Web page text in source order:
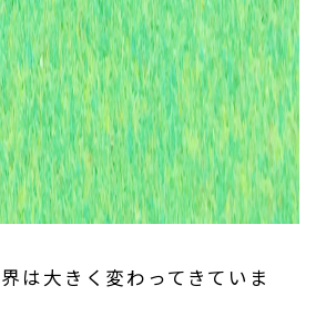
は大きく変わってきていま